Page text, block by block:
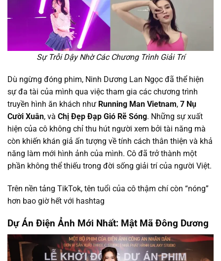
Sự Trỗi Dậy Nhờ Các Chương Trình Giải Trí
Dù ngừng đóng phim, Ninh Dương Lan Ngọc đã thể hiện
sự đa tài của mình qua việc tham gia các chương trình
truyền hình ăn khách như Running Man Vietnam, 7 Nụ
Cười Xuân, và Chị Đẹp Đạp Gió Rẽ Sóng. Những sự xuất
hiện của cô không chỉ thu hút người xem bởi tài năng mà
còn khiến khán giả ấn tượng về tính cách thân thiện và khả
năng làm mới hình ảnh của mình. Cô đã trở thành một
phần không thể thiếu trong đời sống giải trí của người Việt.
Trên nền tảng TikTok, tên tuổi của cô thậm chí còn “nóng”
hơn bao giờ hết với hashtag
Dự Án Điện Ảnh Mới Nhất: Mật Mã Đông Dương